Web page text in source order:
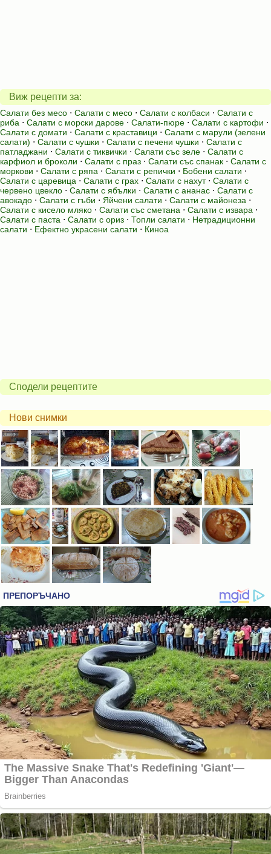
Виж рецепти за:
Салати без месо ⋅ Салати с месо ⋅ Салати с колбаси ⋅ Салати с
риба ⋅ Салати с морски дарове ⋅ Салати-пюре ⋅ Салати с картофи ⋅
Салати с домати ⋅ Салати с краставици ⋅ Салати с марули (зелени
салати) ⋅ Салати с чушки ⋅ Салати с печени чушки ⋅ Салати с
патладжани ⋅ Салати с тиквички ⋅ Салати със зеле ⋅ Салати с
карфиол и броколи ⋅ Салати с праз ⋅ Салати със спанак ⋅ Салати с
моркови ⋅ Салати с ряпа ⋅ Салати с репички ⋅ Бобени салати ⋅
Салати с царевица ⋅ Салати с грах ⋅ Салати с нахут⋅ Салати с
червено цвекло ⋅ Салати с ябълки ⋅ Салати с ананас ⋅ Салати с
авокадо ⋅ Салати с гъби ⋅ Яйчени салати ⋅ Салати с майонеза ⋅
Салати с кисело мляко ⋅ Салати със сметана ⋅ Салати с извара ⋅
Салати с паста ⋅ Салати с ориз ⋅ Топли салати ⋅ Нетрадиционни
салати ⋅ Ефектно украсени салати ⋅ Киноа
Сподели рецептите
Нови снимки